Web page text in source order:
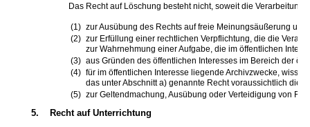
Das Recht auf Löschung besteht nicht, soweit die Verarbeitung
zur Ausübung des Rechts auf freie Meinungsäußerung und
zur Erfüllung einer rechtlichen Verpflichtung, die die
zur Wahrnehmung einer Aufgabe, die im öffentlichen
aus Gründen des öffentlichen Interesses im Bereich der
für im öffentlichen Interesse liegende Archivzwecke,
das unter Abschnitt a) genannte Recht voraussichtlich die
zur Geltendmachung, Ausübung oder Verteidigung von
5.
Recht auf Unterrichtung